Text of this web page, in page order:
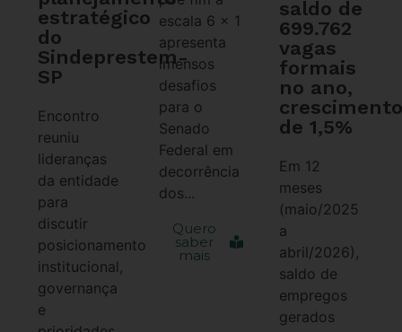
estratégico
do
Sindeprestem-
SP
Encontro
reuniu
lideranças
da entidade
para
discutir
posicionamento
institucional,
governança
e
escala 6 x 1
apresenta
imensos
desafios
para o
Senado
Federal em
decorrência
dos...
Quero
saber
mais
saldo de
699.762
vagas
formais
no ano,
de 1,5%
Em 12
meses
(maio/2025
a
abril/2026),
saldo de
empregos
gerados